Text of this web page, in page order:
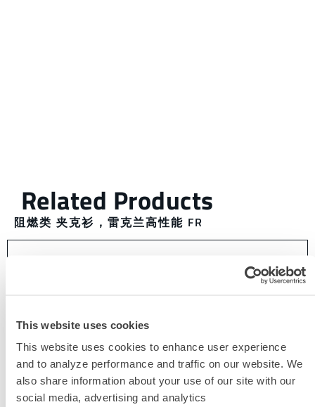
This website uses cookies
This website uses cookies to enhance user experience
and to analyze performance and traffic on our website. We
also share information about your use of our site with our
social media, advertising and analytics
阻燃类 夹克衫 ， 雷克兰高性能 FR